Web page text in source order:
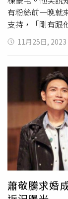
有粉絲前一晚就
支持，「剛有跟
暖。」林柏宏同
天出門前有去遛
力量「遇水則發
／本刊攝影組
說出門前洗澡
和滿島光一起
張。這次許光漢
事》入圍，被
漢笑喊：「這
「而且跟大家
帝，胸前深V展
以《疫起》入圍
前有跟女友謝欣
受。」今天帥氣
11月25日, 2023
蕭敬騰求婚